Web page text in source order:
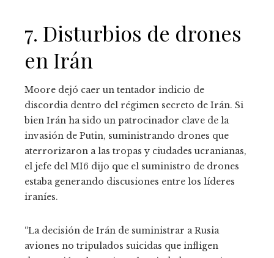
7. Disturbios de drones
en Irán
Moore dejó caer un tentador indicio de
discordia dentro del régimen secreto de Irán. Si
bien Irán ha sido un patrocinador clave de la
invasión de Putin, suministrando drones que
aterrorizaron a las tropas y ciudades ucranianas,
el jefe del MI6 dijo que el suministro de drones
estaba generando discusiones entre los líderes
iraníes.
“La decisión de Irán de suministrar a Rusia
aviones no tripulados suicidas que infligen